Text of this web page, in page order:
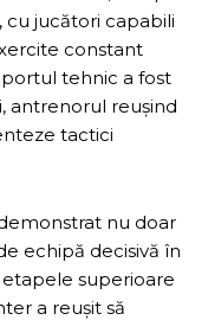
jucători capabili
constant
tehnic a fost
antrenorul reușind
tactici
nu doar
echipă decisivă în
superioare
a reușit să